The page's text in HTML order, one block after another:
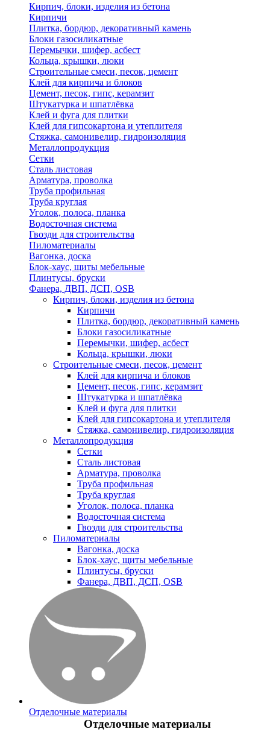
Кирпич, блоки, изделия из бетона
Кирпичи
Плитка, бордюр, декоративный камень
Блоки газосиликатные
Перемычки, шифер, асбест
Кольца, крышки, люки
Строительные смеси, песок, цемент
Клей для кирпича и блоков
Цемент, песок, гипс, керамзит
Штукатурка и шпатлёвка
Клей и фуга для плитки
Клей для гипсокартона и утеплителя
Стяжка, самонивелир, гидроизоляция
Металлопродукция
Сетки
Сталь листовая
Арматура, проволка
Труба профильная
Труба круглая
Уголок, полоса, планка
Водосточная система
Гвозди для строительства
Пиломатериалы
Вагонка, доска
Блок-хаус, щиты мебельные
Плинтусы, бруски
Фанера, ДВП, ДСП, OSB
Кирпич, блоки, изделия из бетона
Кирпичи
Плитка, бордюр, декоративный камень
Блоки газосиликатные
Перемычки, шифер, асбест
Кольца, крышки, люки
Строительные смеси, песок, цемент
Клей для кирпича и блоков
Цемент, песок, гипс, керамзит
Штукатурка и шпатлёвка
Клей и фуга для плитки
Клей для гипсокартона и утеплителя
Стяжка, самонивелир, гидроизоляция
Металлопродукция
Сетки
Сталь листовая
Арматура, проволка
Труба профильная
Труба круглая
Уголок, полоса, планка
Водосточная система
Гвозди для строительства
Пиломатериалы
Вагонка, доска
Блок-хаус, щиты мебельные
Плинтусы, бруски
Фанера, ДВП, ДСП, OSB
Отделочные материалы
Отделочные материалы